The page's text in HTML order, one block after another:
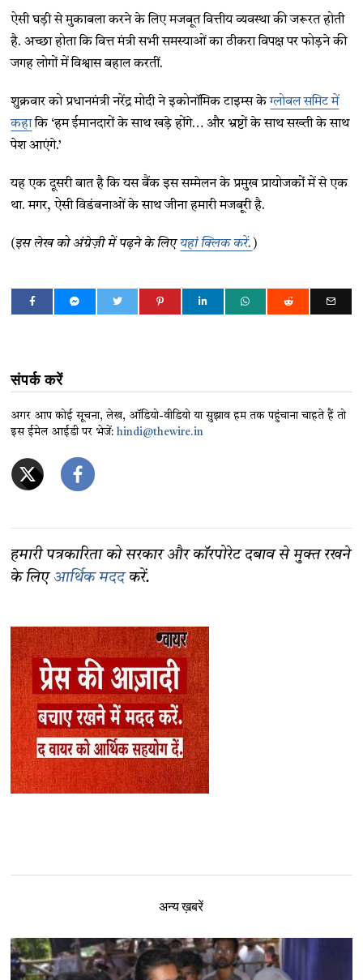
ऐसी घड़ी से मुकाबला करने के लिए मजबूत वित्तीय व्यवस्था की जरूरत होती
है. अच्छा होता कि वित्त मंत्री सभी समस्याओं का ठीकरा विपक्ष पर फोड़ने की
जगह लोगों में विश्वास बहाल करतीं.
शुक्रवार को प्रधानमंत्री नरेंद्र मोदी ने इकोनॉमिक टाइम्स केग्लोबल समिट में
कहाकि ‘हम ईमानदारों के साथ खड़े होंगे… और भ्रष्टों के साथ सख्ती के साथ
पेश आएंगे.’
यह एक दूसरी बात है कि यस बैंक इस सम्मेलन के प्रमुख प्रायोजकों में से एक
था. मगर, ऐसी विडंबनाओं के साथ जीना हमारी मजबूरी है.
(इस लेख को अंग्रेज़ी में पढ़ने के लिएयहां क्लिक करें. )
संपर्क करें
अगर आप कोई सूचना, लेख, ऑडियो-वीडियो या सुझाव हम तक पहुंचाना चाहते हैं तो
इस ईमेल आईडी पर भेजें:hindi@thewire.in
हमारी पत्रकारिता को सरकार और कॉरपोरेट दबाव से मुक्त रखने
के लिए आर्थिक मददकरें.
अन्य ख़बरें